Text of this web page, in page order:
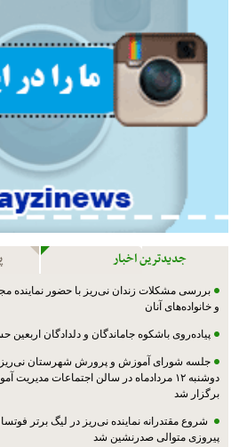
جدیدترین اخبار
بررسی مشکلات زندان نی‌ریز با حضور نماینده
و خانواده‌های آنان
پیاده‌روی باشکوه جاماندگان و دلدادگان
جلسه شورای آموزش و پرورش شهرستان نی‌ریز
دوشنبه ۱۲ مردادماه در سالن اجتماعات
برگزار شد
شروع مقتدرانه نماینده نی‌ریز در لیگ برتر
پیروزی متوالی صدرنشین شد